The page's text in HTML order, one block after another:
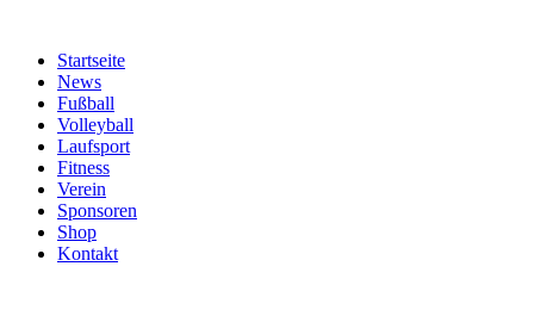
springenStartseite
News
Fußball
Volleyball
Laufsport
Fitness
Verein
Sponsoren
Shop
Kontakt